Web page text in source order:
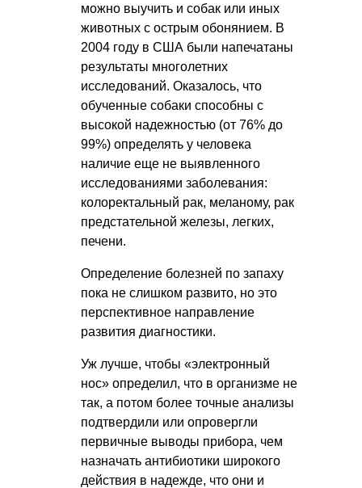
можно выучить и собак или иных
животных с острым обонянием. В
2004 году в США были напечатаны
результаты многолетних
исследований. Оказалось, что
обученные собаки способны с
высокой надежностью (от 76% до
99%) определять у человека
наличие еще не выявленного
исследованиями заболевания:
колоректальный рак, меланому, рак
предстательной железы, легких,
печени.
Определение болезней по запаху
пока не слишком развито, но это
перспективное направление
развития диагностики.
Уж лучше, чтобы «электронный
нос» определил, что в организме не
так, а потом более точные анализы
подтвердили или опровергли
первичные выводы прибора, чем
назначать антибиотики широкого
действия в надежде, что они и